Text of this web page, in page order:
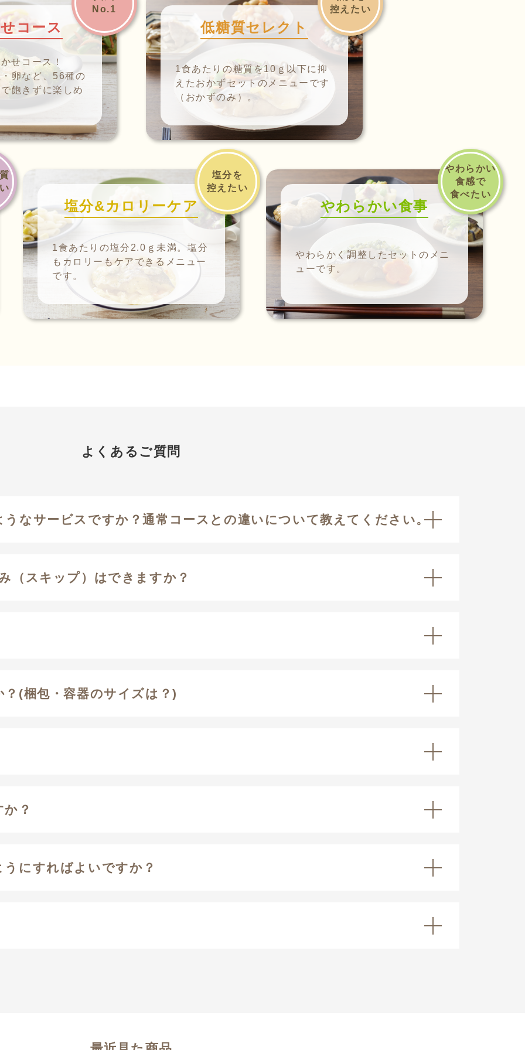
No.1
コース
せコース！
卵など、56種の
飽きずに楽しめ
控えたい
低糖質セレクト
1食あたりの糖質を10ｇ以下に抑
えたおかずセットのメニューです
（おかずのみ）。
塩分を
控えたい
塩分&カロリーケア
1食あたりの塩分2.0ｇ未満。塩分
もカロリーもケアできるメニュー
です。
やわらかい
食感で
食べたい
やわらかい食事
やわらかく調整したセットのメニ
ューです。
よくあるご質問
なサービスですか？通常コースとの違いについて教えてください。
（スキップ）はできますか？
(梱包・容器のサイズは？)
？
にすればよいですか？